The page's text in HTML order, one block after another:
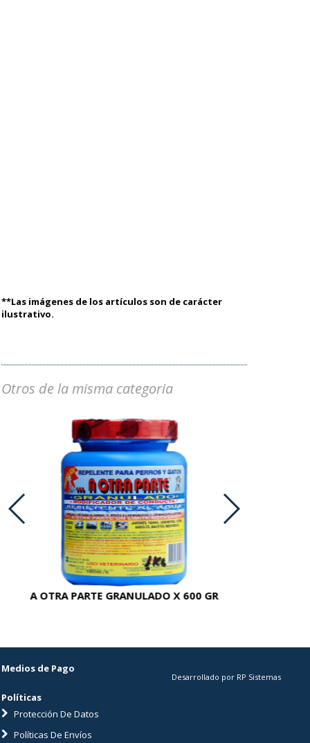
**Las imágenes de los artículos son de carácter
ilustrativo.
Otros de la misma categoria
A OTRA PARTE GRANULADO X 600 GR
Medios de Pago
Políticas
Protección De Datos
Políticas De Envíos
Desarrollado por RP Sistemas